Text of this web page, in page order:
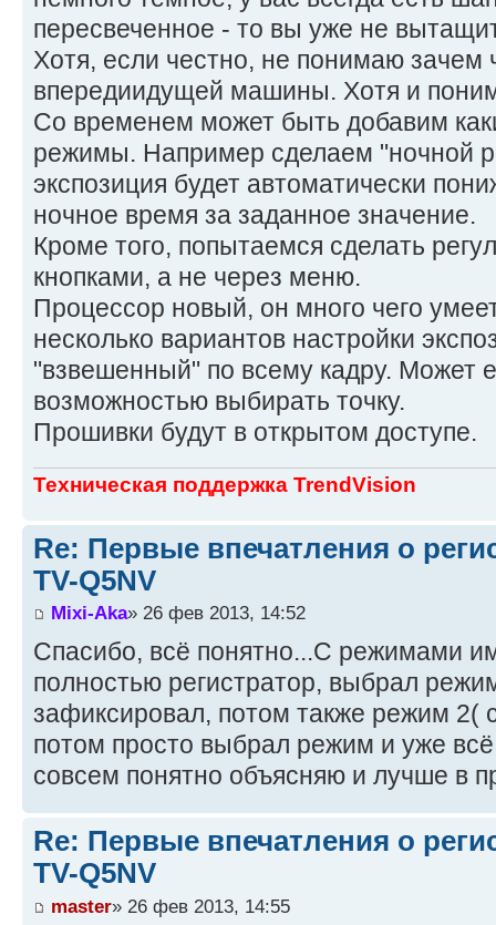
пересвеченное - то вы уже не
Хотя, если честно, не понимаю зачем
впередиидущей машины. Хотя и
Со временем может быть добавим
режимы. Например сделаем "ночной
экспозиция будет автоматически
ночное время за заданное значение.
Кроме того, попытаемся сделать
кнопками, а не через меню.
Процессор новый, он много чего
несколько вариантов настройки
"взвешенный" по всему кадру. Может
возможностью выбирать точку.
Прошивки будут в открытом доступе.
Техническая поддержка TrendVision
Re: Первые впечатления о
TV-Q5NV
Mixi-Aka» 26 фев 2013, 14:52
Спасибо, всё понятно...С режимами
полностью регистратор, выбрал
зафиксировал, потом также режим 2(
потом просто выбрал режим и уже
совсем понятно объясняю и лучше в
Re: Первые впечатления о
TV-Q5NV
master» 26 фев 2013, 14:55